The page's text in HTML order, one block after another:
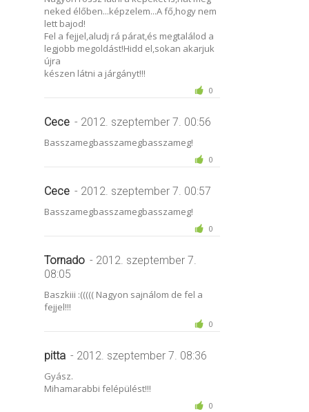
neked élőben...képzelem...A fő,hogy nem
lett bajod!
Fel a fejjel,aludj rá párat,és megtalálod a
legjobb megoldást!Hidd el,sokan akarjuk
újra
készen látni a járgányt!!!
0
Cece - 2012. szeptember 7. 00:56
Basszamegbasszamegbasszameg!
0
Cece - 2012. szeptember 7. 00:57
Basszamegbasszamegbasszameg!
0
Tornado - 2012. szeptember 7.
08:05
Baszkiii :((((( Nagyon sajnálom de fel a
fejjel!!!
0
pitta - 2012. szeptember 7. 08:36
Gyász.
Mihamarabbi felépülést!!!
0